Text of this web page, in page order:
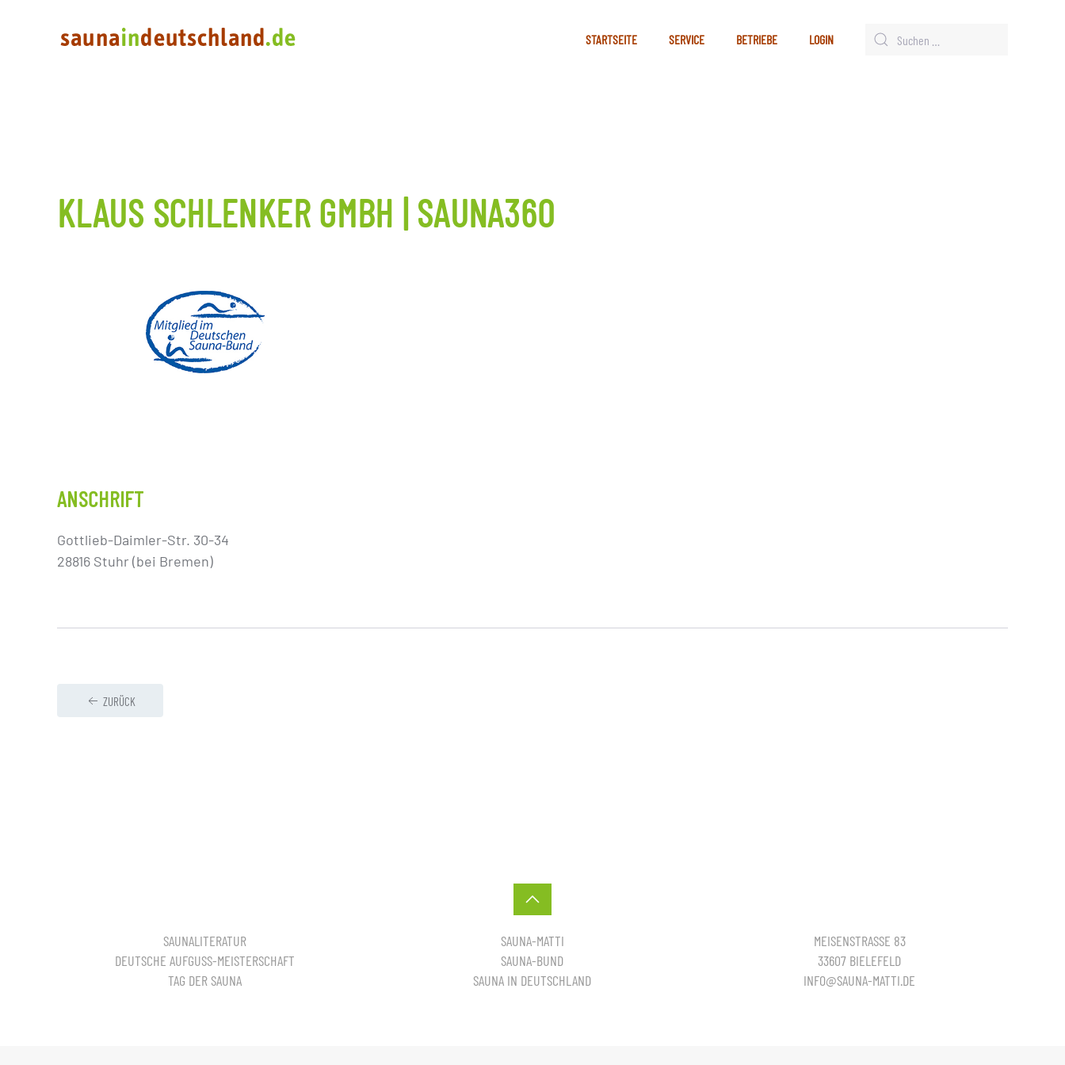
STARTSEITE SERVICE BETRIEBE LOGIN
KLAUS SCHLENKER GMBH | SAUNA360
ANSCHRIFT
Gottlieb-Daimler-Str. 30-34
28816 Stuhr (bei Bremen)
ZURÜCK
SAUNALITERATUR
DEUTSCHE AUFGUSS-MEISTERSCHAFT
TAG DER SAUNA
SAUNA-MATTI
SAUNA-BUND
SAUNA IN DEUTSCHLAND
MEISENSTRASSE 83
33607 BIELEFELD
INFO@SAUNA-MATTI.DE